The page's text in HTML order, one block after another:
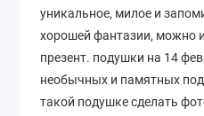
уникальное, милое и
хорошей фантазии, можно
презент. подушки на 14
необычных и памятных
такой подушке сделать